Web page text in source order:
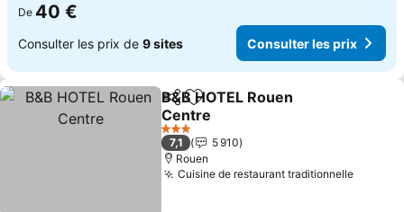
De 40 €
Consulter les prix de 9 sites Consulter les prix
PartagerAjouter à mes favoris
B&B HOTEL Rouen
Centre
3 Étoiles
7,1
5 910
Rouen
Cuisine de restaurant traditionnelle